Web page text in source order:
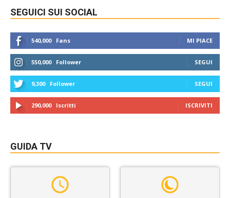
SEGUICI SUI SOCIAL
540,000 Fans MI PIACE
550,000 Follower SEGUI
9,300 Follower SEGUI
290,000 Iscritti ISCRIVITI
GUIDA TV